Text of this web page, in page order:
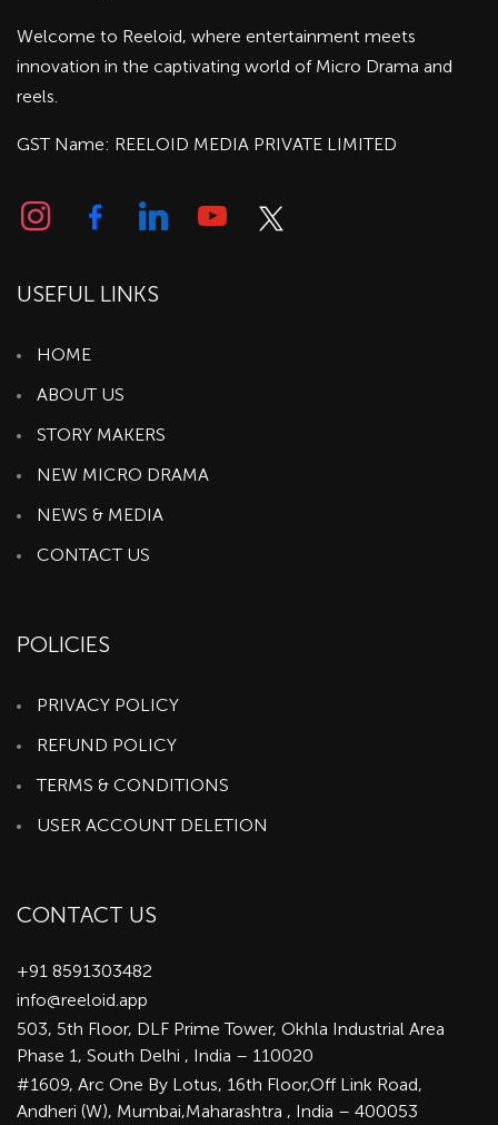
Welcome to Reeloid, where entertainment meets
innovation in the captivating world of Micro Drama and
reels.
GST Name: REELOID MEDIA PRIVATE LIMITED
USEFUL LINKS
HOME
ABOUT US
STORY MAKERS
NEW MICRO DRAMA
NEWS & MEDIA
CONTACT US
POLICIES
PRIVACY POLICY
REFUND POLICY
TERMS & CONDITIONS
USER ACCOUNT DELETION
CONTACT US
+91 8591303482
info@reeloid.app
503, 5th Floor, DLF Prime Tower, Okhla Industrial Area
Phase 1, South Delhi , India – 110020
#1609, Arc One By Lotus, 16th Floor,Off Link Road,
Andheri (W), Mumbai,Maharashtra , India – 400053